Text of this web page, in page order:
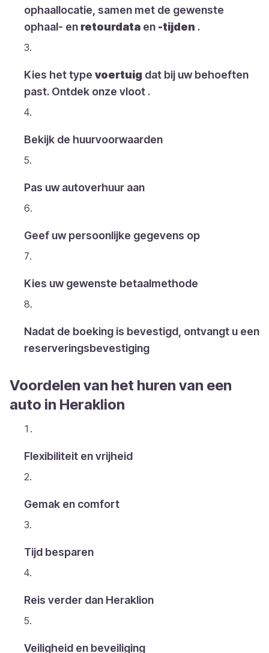
ophaallocatie, samen met de gewenste
ophaal- en retourdata en -tijden .
Kies het type voertuig dat bij uw behoeften
past. Ontdek onze vloot .
Bekijk de huurvoorwaarden
Pas uw autoverhuur aan
Geef uw persoonlijke gegevens op
Kies uw gewenste betaalmethode
Nadat de boeking is bevestigd, ontvangt u een
reserveringsbevestiging
Voordelen van het huren van een
auto in Heraklion
Flexibiliteit en vrijheid
Gemak en comfort
Tijd besparen
Reis verder dan Heraklion
Veiligheid en beveiliging